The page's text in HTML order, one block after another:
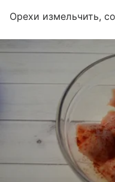
Орехи измельчить,